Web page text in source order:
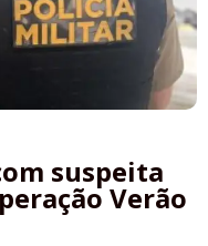
suspeita
Verão